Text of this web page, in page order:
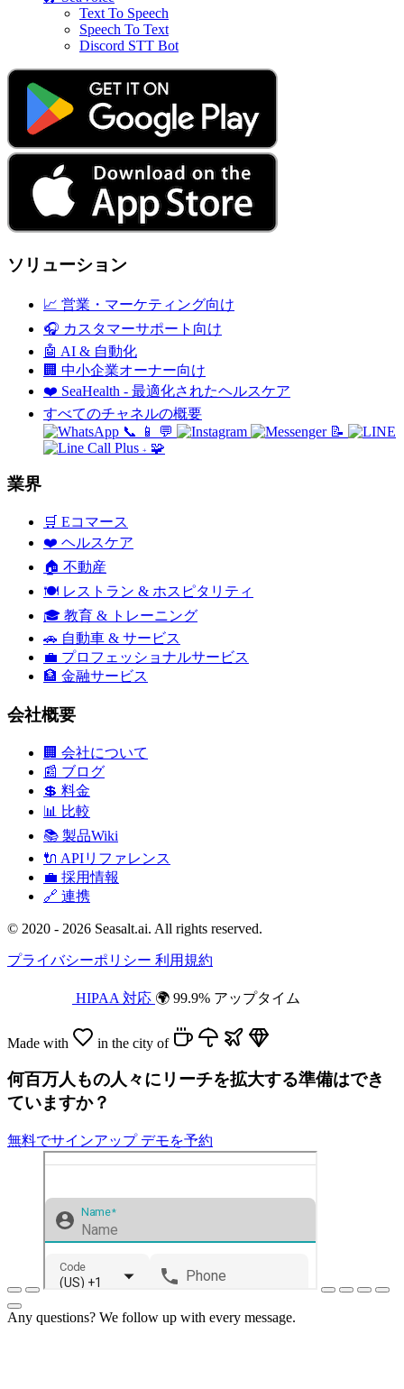
Text To Speech
Speech To Text
Discord STT Bot
ソリューション
📈 営業・マーケティング向け
🎧 カスタマーサポート向け
🤖 AI & 自動化
🏢 中小企業オーナー向け
❤️ SeaHealth - 最適化されたヘルスケア
すべてのチャネルの概要
📞
📱 💬 📝
+ 🧩
業界
🛒 Eコマース
❤️ ヘルスケア
🏠 不動産
🍽️ レストラン & ホスピタリティ
🎓 教育 & トレーニング
🚗 自動車 & サービス
💼 プロフェッショナルサービス
🏦 金融サービス
会社概要
🏢 会社について
📰 ブログ
💲 料金
📊 比較
📚 製品Wiki
🔌 APIリファレンス
💼 採用情報
🔗 連携
© 2020 - 2026 Seasalt.ai. All rights reserved.
プライバシーポリシー 利用規約
HIPAA 対応 🌍 99.9% アップタイム
Made with in the city of
何百万人もの人々にリーチを拡大する準備はでき
ていますか？
無料でサインアップ デモを予約
Any questions? We follow up with every message.